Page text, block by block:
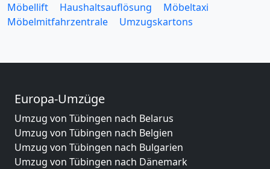
Möbellift
Haushaltsauflösung
Möbeltaxi
Möbelmitfahrzentrale
Umzugskartons
Europa-Umzüge
Umzug von Tübingen nach Belarus
Umzug von Tübingen nach Belgien
Umzug von Tübingen nach Bulgarien
Umzug von Tübingen nach Dänemark